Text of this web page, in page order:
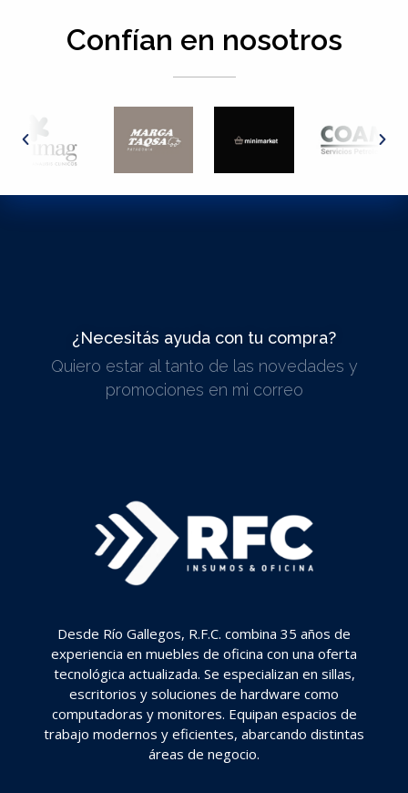
Confían en nosotros
¿Necesitás ayuda con tu compra?
ESCRIBINOS
Quiero estar al tanto de las novedades y
promociones en mi correo
Desde Río Gallegos, R.F.C. combina 35 años de
experiencia en muebles de oficina con una oferta
tecnológica actualizada. Se especializan en sillas,
escritorios y soluciones de hardware como
computadoras y monitores. Equipan espacios de
trabajo modernos y eficientes, abarcando distintas
áreas de negocio.